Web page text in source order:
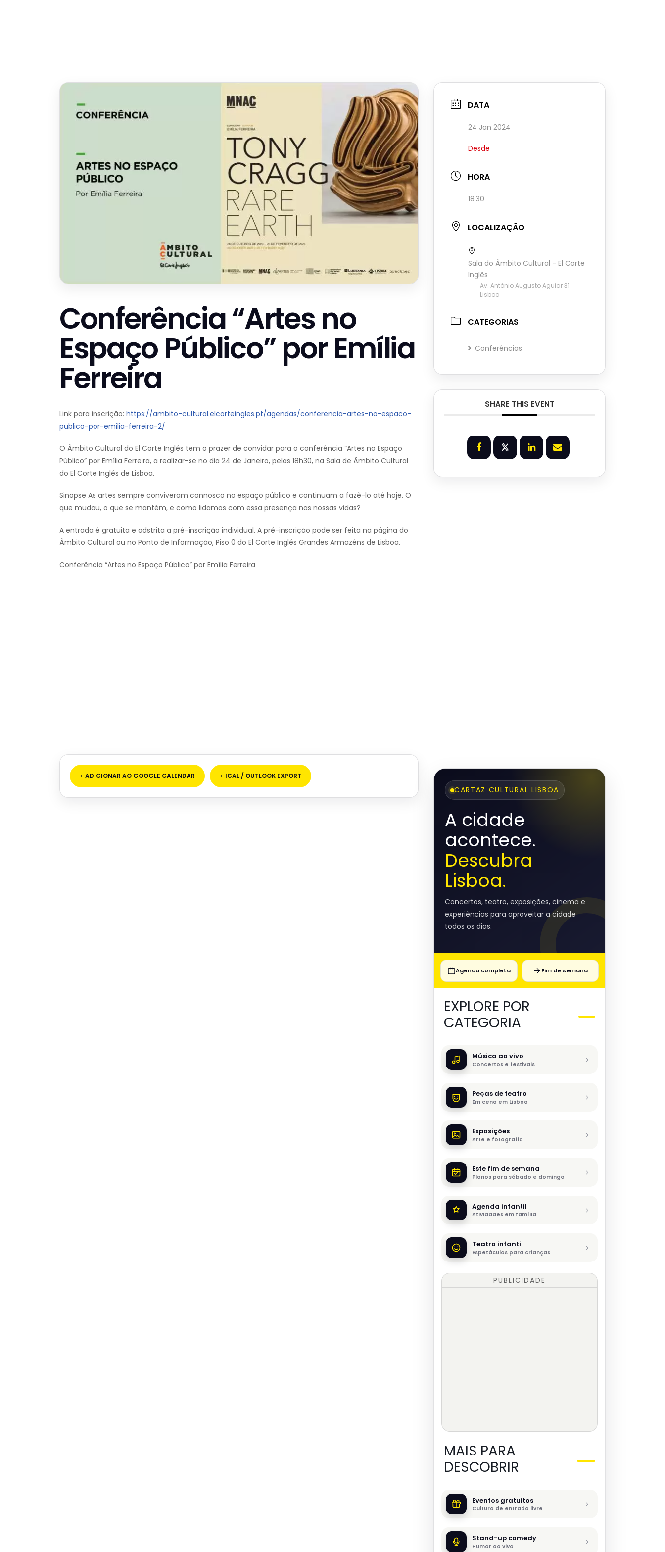
Conferência “Artes no
Espaço Público” por Emília
Ferreira
Link para inscrição: https://ambito-cultural.elcorteingles.pt/agendas/conferencia-artes-no-espaco-
publico-por-emilia-ferreira-2/
O Âmbito Cultural do El Corte Inglés tem o prazer de convidar para o conferência “Artes no Espaço
Público” por Emília Ferreira, a realizar-se no dia 24 de Janeiro, pelas 18h30, na Sala de Âmbito Cultural
do El Corte Inglés de Lisboa.
Sinopse As artes sempre conviveram connosco no espaço público e continuam a fazê-lo até hoje. O
que mudou, o que se mantém, e como lidamos com essa presença nas nossas vidas?
A entrada é gratuita e adstrita a pré-inscrição individual. A pré-inscrição pode ser feita na página do
Âmbito Cultural ou no Ponto de Informação, Piso 0 do El Corte Inglés Grandes Armazéns de Lisboa.
Conferência “Artes no Espaço Público” por Emília Ferreira
+ ADICIONAR AO GOOGLE CALENDAR + ICAL / OUTLOOK EXPORT
DATA
24 Jan 2024
Desde
HORA
18:30
LOCALIZAÇÃO
Sala do Âmbito Cultural - El Corte
Inglês
Av. António Augusto Aguiar 31,
Lisboa
CATEGORIAS
Conferências
SHARE THIS EVENT
CARTAZ CULTURAL LISBOA
A cidade
acontece.
Descubra
Lisboa.
Concertos, teatro, exposições, cinema e
experiências para aproveitar a cidade
todos os dias.
Agenda completa Fim de semana
EXPLORE POR
CATEGORIA
Música ao vivo
Concertos e festivais
Peças de teatro
Em cena em Lisboa
Exposições
Arte e fotografia
Este fim de semana
Planos para sábado e domingo
Agenda infantil
Atividades em família
Teatro infantil
Espetáculos para crianças
PUBLICIDADE
MAIS PARA
DESCOBRIR
Eventos gratuitos
Cultura de entrada livre
Stand-up comedy
Humor ao vivo